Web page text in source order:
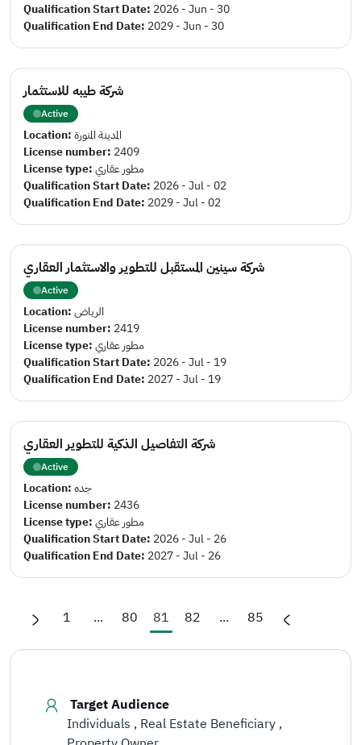
Qualification Start Date: 2026 - Jun - 30
Qualification End Date: 2029 - Jun - 30
شركة طيبه للاستثمار
Active
Location:المدينة المنورة
License number: 2409
License type:مطور عقاري
Qualification Start Date: 2026 - Jul - 02
Qualification End Date: 2029 - Jul - 02
شركة سينين المستقبل للتطوير والاستثمار العقاري
Active
Location:الرياض
License number: 2419
License type:مطور عقاري
Qualification Start Date: 2026 - Jul - 19
Qualification End Date: 2027 - Jul - 19
شركة التفاصيل الذكية للتطوير العقاري
Active
Location:جده
License number: 2436
License type:مطور عقاري
Qualification Start Date: 2026 - Jul - 26
Qualification End Date: 2027 - Jul - 26
1 ... 80 81 82 ... 85
Target Audience
Individuals Real Estate Beneficiary